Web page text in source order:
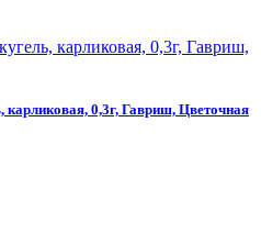
карликовая, 0,3г, Гавриш, Цветочная